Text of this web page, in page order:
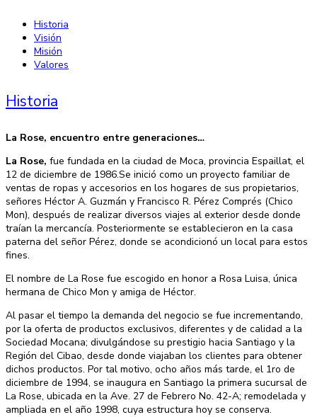
Historia
Visión
Misión
Valores
Historia
La Rose, encuentro entre generaciones…
La Rose, fue fundada en la ciudad de Moca, provincia Espaillat, el
12 de diciembre de 1986.Se inició como un proyecto familiar de
ventas de ropas y accesorios en los hogares de sus propietarios,
señores Héctor A. Guzmán y Francisco R. Pérez Comprés (Chico
Mon), después de realizar diversos viajes al exterior desde donde
traían la mercancía. Posteriormente se establecieron en la casa
paterna del señor Pérez, donde se acondicionó un local para estos
fines.
El nombre de La Rose fue escogido en honor a Rosa Luisa, única
hermana de Chico Mon y amiga de Héctor.
Al pasar el tiempo la demanda del negocio se fue incrementando,
por la oferta de productos exclusivos, diferentes y de calidad a la
Sociedad Mocana; divulgándose su prestigio hacia Santiago y la
Región del Cibao, desde donde viajaban los clientes para obtener
dichos productos. Por tal motivo, ocho años más tarde, el 1ro de
diciembre de 1994, se inaugura en Santiago la primera sucursal de
La Rose, ubicada en la Ave. 27 de Febrero No. 42-A; remodelada y
ampliada en el año 1998, cuya estructura hoy se conserva.